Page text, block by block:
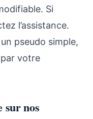
Si
l’assistance.
pseudo simple,
votre
sur nos